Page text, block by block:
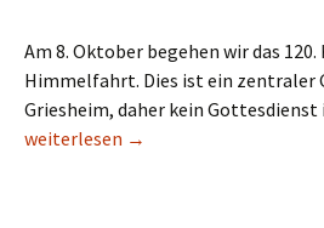
Am 8. Oktober begehen wir das
Himmelfahrt. Dies ist ein zentraler
Griesheim, daher kein Gottesdienst
Kirchweihfest in Mariä Himmelfahrt
weiterlesen →